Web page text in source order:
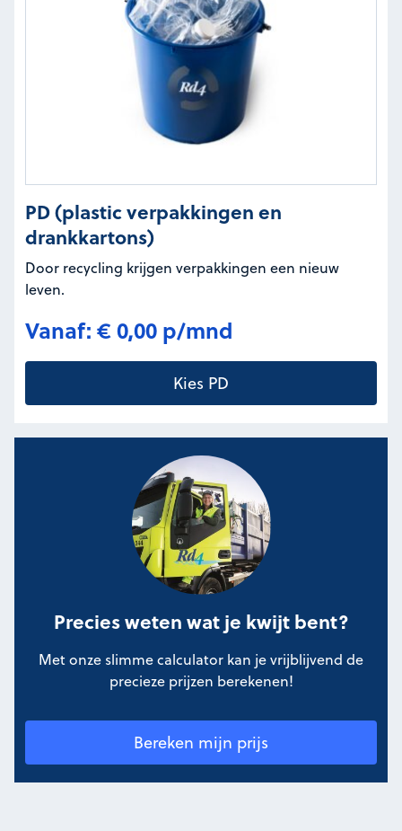
PD (plastic verpakkingen en
drankkartons)
Door recycling krijgen verpakkingen een nieuw
leven.
Vanaf: € 0,00 p/mnd
Kies PD
Precies weten wat je kwijt bent?
Met onze slimme calculator kan je vrijblijvend de
precieze prijzen berekenen!
Bereken mijn prijs